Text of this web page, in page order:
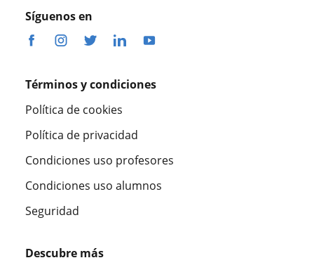
Síguenos en
Términos y condiciones
Política de cookies
Política de privacidad
Condiciones uso profesores
Condiciones uso alumnos
Seguridad
Descubre más